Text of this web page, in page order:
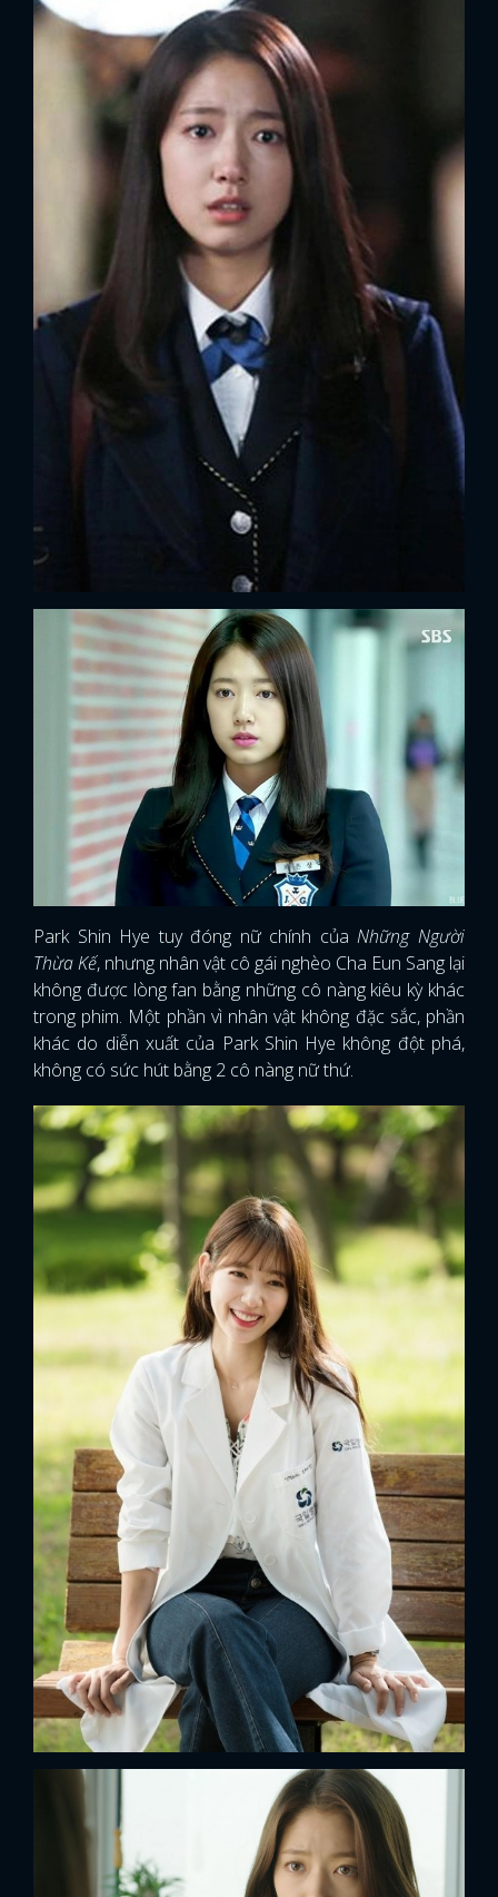
FACEBOOK
Park Shin Hye tuy đóng nữ chính của Những Người
Thừa Kế, nhưng nhân vật cô gái nghèo Cha Eun Sang lại
không được lòng fan bằng những cô nàng kiêu kỳ khác
trong phim. Một phần vì nhân vật không đặc sắc, phần
khác do diễn xuất của Park Shin Hye không đột phá,
không có sức hút bằng 2 cô nàng nữ thứ.